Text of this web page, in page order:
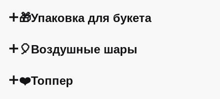
составляла
€55,00.
🎁Упаковка для букета
🎈Воздушные шары
❤️Топпер